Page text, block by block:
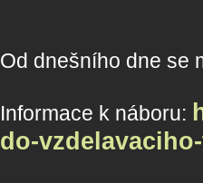
Od dnešního dne se
Informace k náboru:
do-